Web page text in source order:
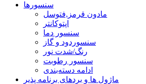
سنسورها
مادون قرمز,فتوسل
اپتوکانتر
سنسور دما
سنسوردود و گاز
رنگ/شدت نور
سنسور رطوبت
ادامه دسته‌بندی
ماژول ها و بردهای برنامه پذیر